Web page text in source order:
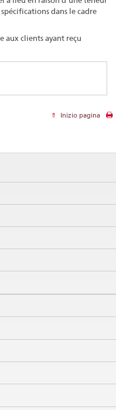
dans le cadre
aux clients ayant reçu
Inizio pagina